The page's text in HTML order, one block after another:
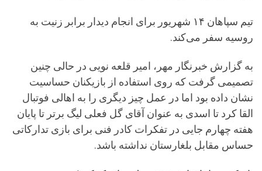
تیم سپاهان ١۴ شهریور برای انجام دیدار برابر زنیت به
روسیه سفر می‌کند.
به گزارش خبرنگار مهر، امیر قلعه نویی در حالی چنین
تصمیمی گرفت که روی استفاده از بازیکنان حساسیت
نشان داده بود اما در عمل چیز دیگری را به اهالی فوتبال
القا کرد تا اسدی به عنوان آقای گل فعلی لیگ برتر تا پایان
هفته چهارم جایی در تفکرات کادر فنی برای بازی تدارکاتی
حساس مقابل بلغارستان نداشته باشد.